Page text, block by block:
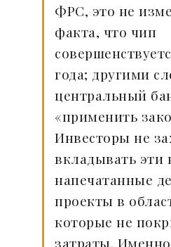
ФРС, это не
факта, что чип
года; другими
центральный
«применить
Инвесторы не
вкладывать эти
напечатанные
проекты в
которые не
затраты. Именно